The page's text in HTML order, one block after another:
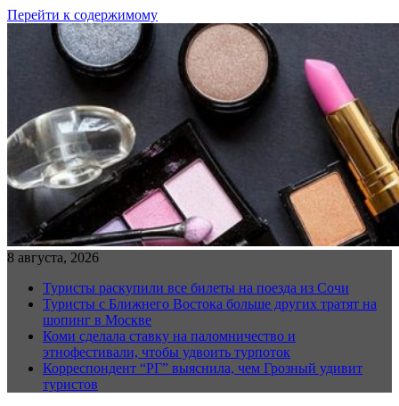
Перейти к содержимому
8 августа, 2026
Туристы раскупили все билеты на поезда из Сочи
Туристы с Ближнего Востока больше других тратят на
шопинг в Москве
Коми сделала ставку на паломничество и
этнофестивали, чтобы удвоить турпоток
Корреспондент “РГ” выяснила, чем Грозный удивит
туристов